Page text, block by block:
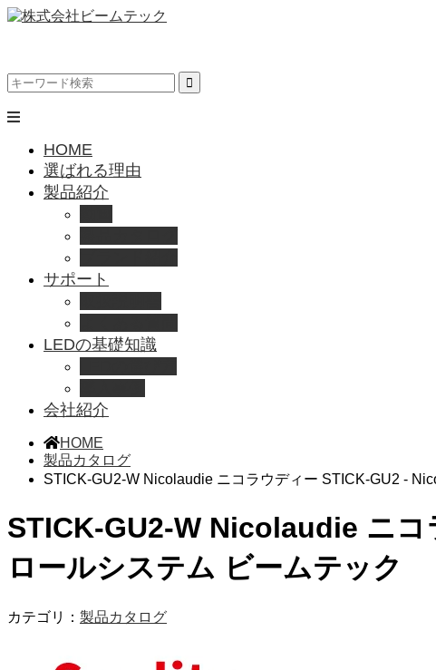
HOME
選ばれる理由
製品紹介
サポート
LEDの基礎知識
会社紹介
HOME
製品カタログ
STICK-GU2-W Nicolaudie ニコラウディー STICK-GU2 -
STICK-GU2-W Nicolaudie ニ
ロールシステム ビームテック
カテゴリ： 製品カタログ